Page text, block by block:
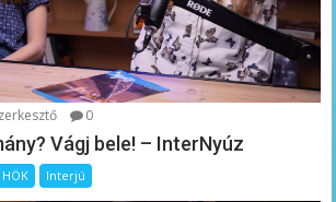
0
Vágj bele! – InterNyúz
HÖK Interjú